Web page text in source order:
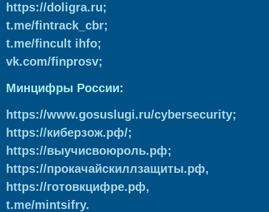
https://doligra.ru;
t.me/fintrack_cbr;
t.me/fincult ihfo;
vk.com/finprosv;
Минцифры России:
https://www.gosuslugi.ru/cybersecurity;
https://киберзож.рф/;
https://выучисвоюроль.рф;
https://прокачайскиллзащиты.рф,
https://готовкцифре.рф,
t.me/mintsifry.